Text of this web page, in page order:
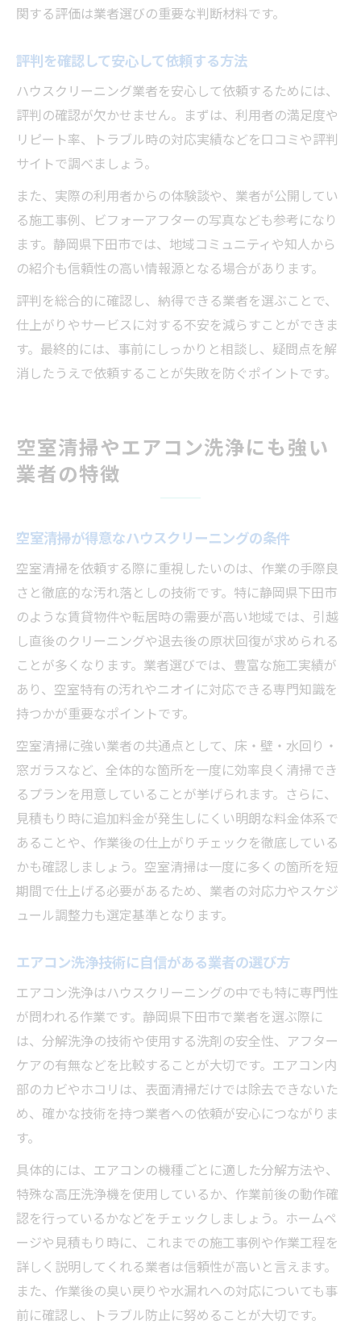
関する評価は業者選びの重要な判断材料です。
評判を確認して安心して依頼する方法
ハウスクリーニング業者を安心して依頼するためには、
評判の確認が欠かせません。まずは、利用者の満足度や
リピート率、トラブル時の対応実績などを口コミや評判
サイトで調べましょう。
また、実際の利用者からの体験談や、業者が公開してい
る施工事例、ビフォーアフターの写真なども参考になり
ます。静岡県下田市では、地域コミュニティや知人から
の紹介も信頼性の高い情報源となる場合があります。
評判を総合的に確認し、納得できる業者を選ぶことで、
仕上がりやサービスに対する不安を減らすことができま
す。最終的には、事前にしっかりと相談し、疑問点を解
消したうえで依頼することが失敗を防ぐポイントです。
空室清掃やエアコン洗浄にも強い
業者の特徴
空室清掃が得意なハウスクリーニングの条件
空室清掃を依頼する際に重視したいのは、作業の手際良
さと徹底的な汚れ落としの技術です。特に静岡県下田市
のような賃貸物件や転居時の需要が高い地域では、引越
し直後のクリーニングや退去後の原状回復が求められる
ことが多くなります。業者選びでは、豊富な施工実績が
あり、空室特有の汚れやニオイに対応できる専門知識を
持つかが重要なポイントです。
空室清掃に強い業者の共通点として、床・壁・水回り・
窓ガラスなど、全体的な箇所を一度に効率良く清掃でき
るプランを用意していることが挙げられます。さらに、
見積もり時に追加料金が発生しにくい明朗な料金体系で
あることや、作業後の仕上がりチェックを徹底している
かも確認しましょう。空室清掃は一度に多くの箇所を短
期間で仕上げる必要があるため、業者の対応力やスケジ
ュール調整力も選定基準となります。
エアコン洗浄技術に自信がある業者の選び方
エアコン洗浄はハウスクリーニングの中でも特に専門性
が問われる作業です。静岡県下田市で業者を選ぶ際に
は、分解洗浄の技術や使用する洗剤の安全性、アフター
ケアの有無などを比較することが大切です。エアコン内
部のカビやホコリは、表面清掃だけでは除去できないた
め、確かな技術を持つ業者への依頼が安心につながりま
す。
具体的には、エアコンの機種ごとに適した分解方法や、
特殊な高圧洗浄機を使用しているか、作業前後の動作確
認を行っているかなどをチェックしましょう。ホームペ
ージや見積もり時に、これまでの施工事例や作業工程を
詳しく説明してくれる業者は信頼性が高いと言えます。
また、作業後の臭い戻りや水漏れへの対応についても事
前に確認し、トラブル防止に努めることが大切です。